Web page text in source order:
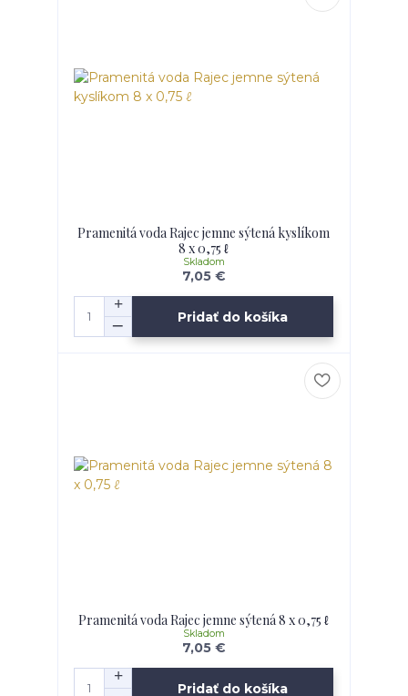
Pramenitá voda Rajec jemne sýtená kyslíkom
8 x 0,75 ℓ
7,05 €
Skladom
Pridať do košíka
Pramenitá voda Rajec jemne sýtená 8 x 0,75 ℓ
7,05 €
Skladom
Pridať do košíka